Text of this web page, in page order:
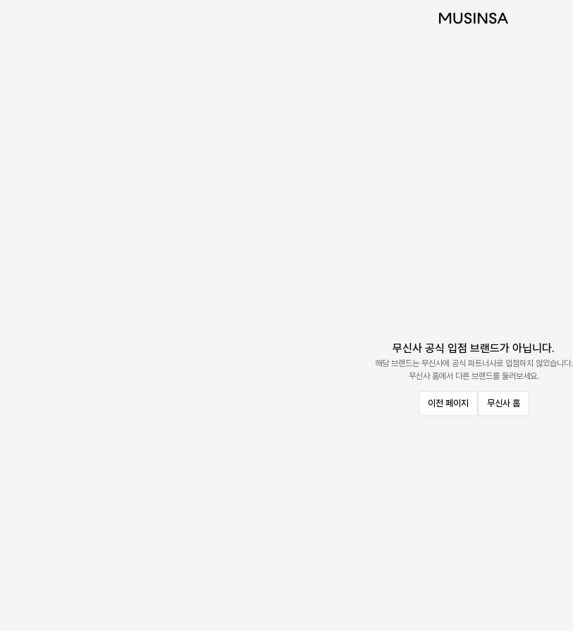
무신사 공식 입점 브랜드가 아닙니다.
해당 브랜드는 무신사에 공식 파트너사로 입점하지 않았습니다.
무신사 홈에서 다른 브랜드를 둘러보세요.
이전 페이지 무신사 홈